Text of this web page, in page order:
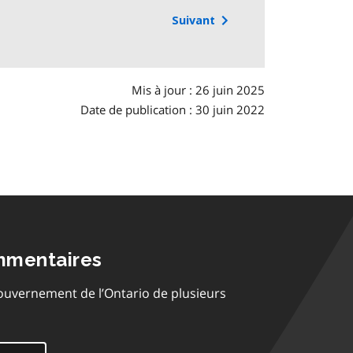
Suivant
Mis à jour : 26 juin 2025
Date de publication : 30 juin 2022
de l’Ontario de plusieurs